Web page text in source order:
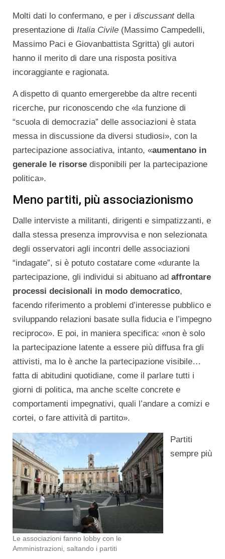
Molti dati lo confermano, e per i discussantdella
presentazione di Italia Civile (Massimo Campedelli,
Massimo Paci e Giovanbattista Sgritta) gli autori
hanno il merito di dare una risposta positiva
incoraggiante e ragionata.
A dispetto di quanto emergerebbe da altre recenti
ricerche, pur riconoscendo che «la funzione di
“scuola di democrazia” delle associazioni è stata
messa in discussione da diversi studiosi», con la
partecipazione associativa, intanto, «aumentano in
generale le risorse disponibili per la partecipazione
politica».
Meno partiti, più associazionismo
Dalle interviste a militanti, dirigenti e simpatizzanti, e
dalla stessa presenza improvvisa e non selezionata
degli osservatori agli incontri delle associazioni
“indagate”, si è potuto costatare come «durante la
partecipazione, gli individui si abituano ad affrontare
processi decisionali in modo democratico,
facendo riferimento a problemi d’interesse pubblico e
sviluppando relazioni basate sulla fiducia e l’impegno
reciproco». E poi, in maniera specifica: «non è solo
la partecipazione latente a essere più diffusa fra gli
attivisti, ma lo è anche la partecipazione visibile…
fatta di abitudini quotidiane, come il parlare tutti i
giorni di politica, ma anche scelte concrete e
comportamenti impegnativi, quali l’andare a comizi e
cortei, o fare attività di partito».
Le associazioni fanno lobby con le
Amministrazioni, saltando i partiti
Partiti
sempre più